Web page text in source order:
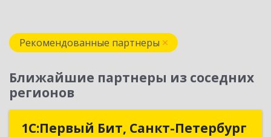
Рекомендованные партнеры
Ближайшие партнеры из соседних
регионов
1С:Первый Бит, Санкт-Петербург
1С:Первый Бит, Санкт-Петербург